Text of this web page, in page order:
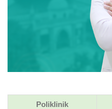
Poliklinik